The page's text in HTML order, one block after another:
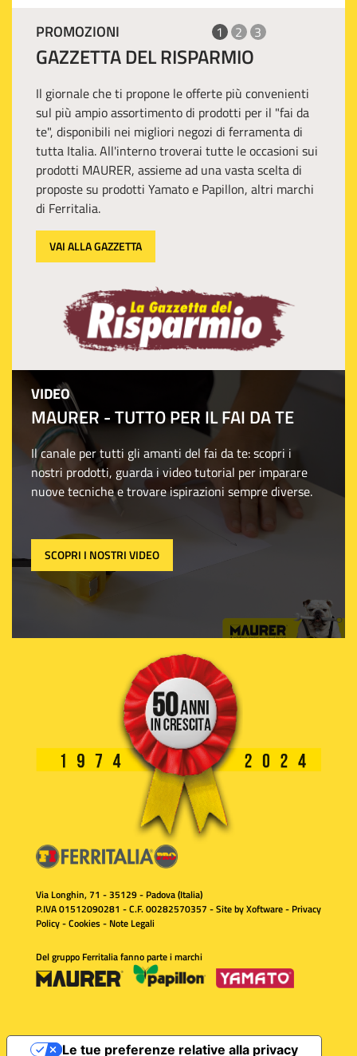
PROMOZIONI 1 2 3
GAZZETTA DEL RISPARMIO
Il giornale che ti propone le offerte più convenienti
sul più ampio assortimento di prodotti per il "fai da
te", disponibili nei migliori negozi di ferramenta di
tutta Italia. All'interno troverai tutte le occasioni sui
prodotti MAURER, assieme ad una vasta scelta di
proposte su prodotti Yamato e Papillon, altri marchi
di Ferritalia.
VAI ALLA GAZZETTA
VIDEO
MAURER - TUTTO PER IL FAI DA TE
Il canale per tutti gli amanti del fai da te: scopri i
nostri prodotti, guarda i video tutorial per imparare
nuove tecniche e trovare ispirazioni sempre diverse.
SCOPRI I NOSTRI VIDEO
Via Longhin, 71 - 35129 - Padova (Italia)
P.IVA 01512090281 - C.F. 00282570357 - Site byXoftware- Privacy
Policy-Cookies- Note Legali
Del gruppo Ferritalia fanno parte i marchi
Le tue preferenze relative alla privacy